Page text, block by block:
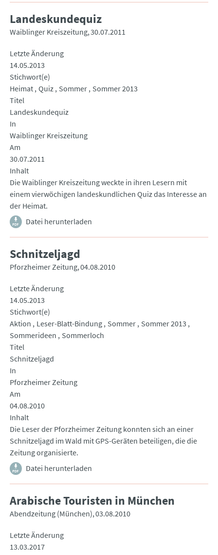
Landeskundequiz
Waiblinger Kreiszeitung 30.07.2011
Letzte Änderung
14.05.2013
Stichwort(e)
Heimat Quiz Sommer Sommer 2013
Titel
Landeskundequiz
In
Waiblinger Kreiszeitung
Am
30.07.2011
Inhalt
Die Waiblinger Kreiszeitung weckte in ihren Lesern mit
einem vierwöchigen landeskundlichen Quiz das Interesse an
der Heimat.
Datei herunterladen
Schnitzeljagd
Pforzheimer Zeitung 04.08.2010
Letzte Änderung
14.05.2013
Stichwort(e)
Aktion
Leser-Blatt-Bindung Sommer Sommer 2013
Sommerideen
Sommerloch
Titel
Schnitzeljagd
In
Pforzheimer Zeitung
Am
04.08.2010
Inhalt
Die Leser der Pforzheimer Zeitung konnten sich an einer
Schnitzeljagd im Wald mit GPS-Geräten beteiligen, die die
Zeitung organisierte.
Datei herunterladen
Arabische Touristen in München
Abendzeitung (München) 03.08.2010
Letzte Änderung
13.03.2017